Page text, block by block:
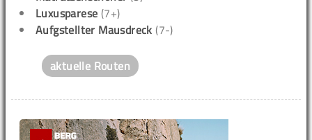
Luxusparese (7+)
Aufgstellter Mausdreck (7-)
aktuelle Routen